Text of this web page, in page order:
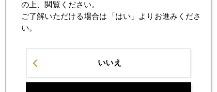
2021年03月22日
今週の注目点、イエレン＆パウエル議会での共演
2021年03月19日
日銀動向、米長期金利続騰を誘発
の上、閲覧ください。
ご了解いただける場合は「はい」よりお進みくださ
い。
いいえ